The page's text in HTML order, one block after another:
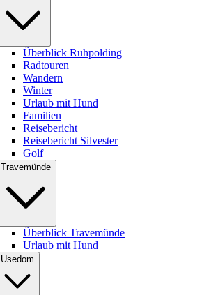
Überblick Ruhpolding
Radtouren
Wandern
Winter
Urlaub mit Hund
Familien
Reisebericht
Reisebericht Silvester
Golf
Travemünde
Überblick Travemünde
Urlaub mit Hund
Usedom